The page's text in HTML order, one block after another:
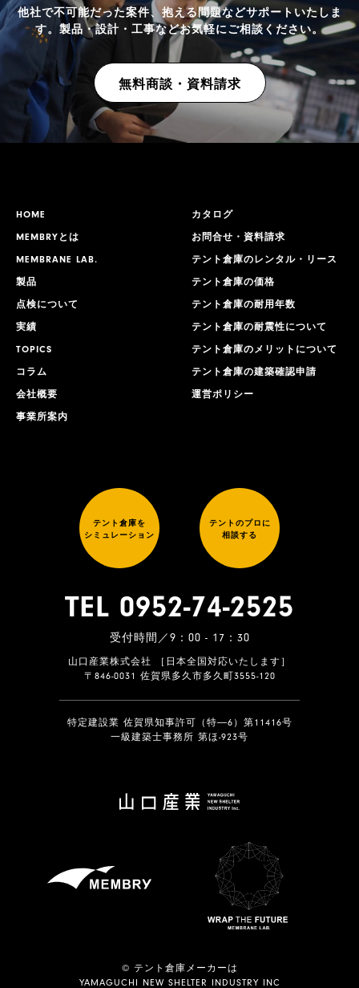
他社で不可能だった案件、抱える問題などサポートいたしま
す。 製品・設計・工事などお気軽にご相談ください。
無料商談・資料請求
HOME
MEMBRYとは
MEMBRANE LAB.
製品
点検について
実績
TOPICS
コラム
会社概要
事業所案内
カタログ
お問合せ・資料請求
テント倉庫のレンタル・リース
テント倉庫の価格
テント倉庫の耐用年数
テント倉庫の耐震性について
テント倉庫のメリットについて
テント倉庫の建築確認申請
運営ポリシー
テント倉庫を
シミュレーション
テントのプロに
相談する
TEL 0952-74-2525
受付時間／9：00 - 17：30
山口産業株式会社 ［日本全国対応いたします］
〒846-0031 佐賀県多久市多久町3555-120
特定建設業 佐賀県知事許可（特―6）第11416号
一級建築士事務所 第ほ-923号
© テント倉庫メーカーは
YAMAGUCHI NEW SHELTER INDUSTRY INC